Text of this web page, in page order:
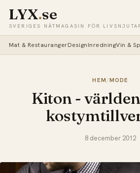
LYX.se
SVERIGES NÄTMAGASIN FÖR
Mat & RestaurangerDesignInredningVin &
HEM/MODE
Kiton -
8 december 2012